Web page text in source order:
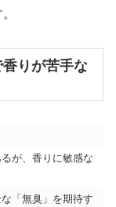
りが苦手な
が、香りに敏感な
「無臭」を期待す